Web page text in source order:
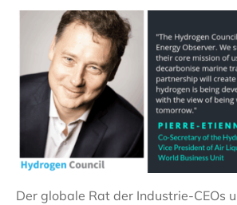
Der globale Rat der Industrie-CEOs